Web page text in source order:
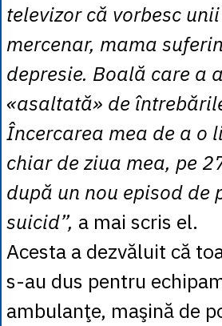
televizor că vorbesc
mercenar, mama
depresie. Boală care a
«asaltată» de
Încercarea mea de a o
chiar de ziua mea, pe
după un nou episod de
suicid”, a mai scris el.
Acesta a dezvăluit că
s-au dus pentru
ambulanţe, maşină de